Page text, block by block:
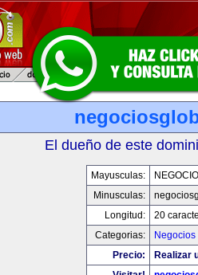
El dueño de este
Mayusculas:
Minusculas:
Longitud:
20
Categorias:
Negocios
Precio:
Realizar